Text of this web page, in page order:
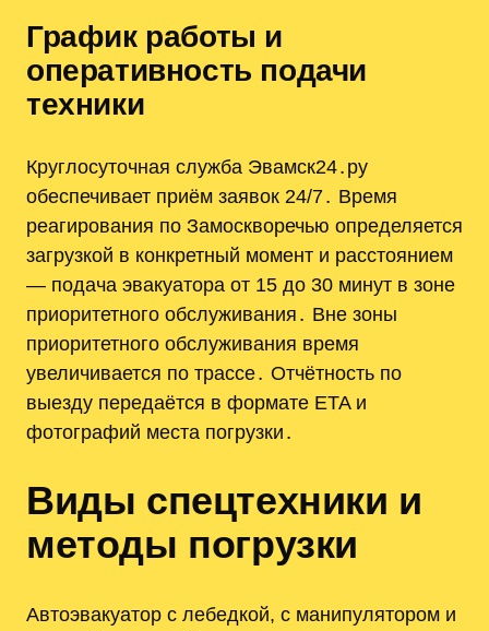
График работы и
оперативность подачи
техники
Круглосуточная служба Эвамск24․ру
обеспечивает приём заявок 24/7․ Время
реагирования по Замоскворечью определяется
загрузкой в конкретный момент и расстоянием
— подача эвакуатора от 15 до 30 минут в зоне
приоритетного обслуживания․ Вне зоны
приоритетного обслуживания время
увеличивается по трассе․ Отчётность по
выезду передаётся в формате ETA и
фотографий места погрузки․
Виды спецтехники и
методы погрузки
Автоэвакуатор с лебедкой, с манипулятором и